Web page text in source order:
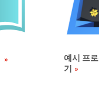
예시 프
기